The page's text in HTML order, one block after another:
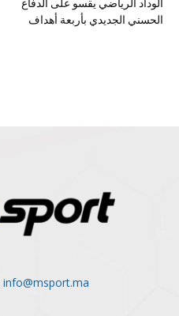
الوداد الرياضي يقسو على الدفاع
الحسني الجديدي بأربعة أهداف
info@msport.ma